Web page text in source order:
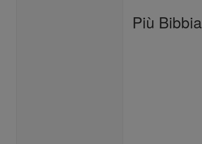
Più Bibbia